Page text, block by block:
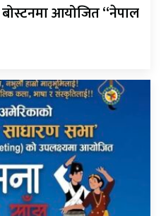
आयोजित “नेपाल